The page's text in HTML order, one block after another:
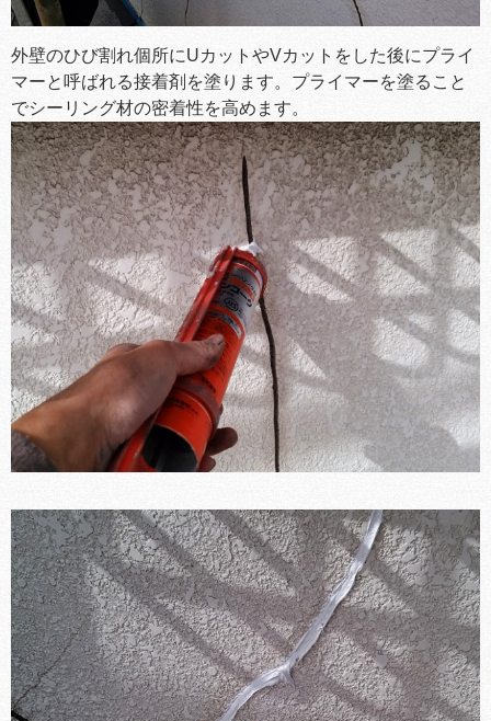
外壁のひび割れ個所にUカットやVカットをした後にプライ
マーと呼ばれる接着剤を塗ります。プライマーを塗ること
でシーリング材の密着性を高めます。